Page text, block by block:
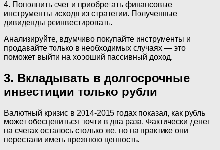
4. Пополнить счет и приобретать финансовые
инструменты исходя из стратегии. Полученные
дивиденды реинвестировать.
Анализируйте, вдумчиво покупайте инструменты и
продавайте только в необходимых случаях — это
поможет выйти на хороший пассивный доход.
3. Вкладывать в долгосрочные
инвестиции только рубли
Валютный кризис в 2014-2015 годах показал, как рубль
может обесцениться почти в два раза. Фактически денег
на счетах осталось столько же, но на практике они
перестали иметь прежнюю ценность.